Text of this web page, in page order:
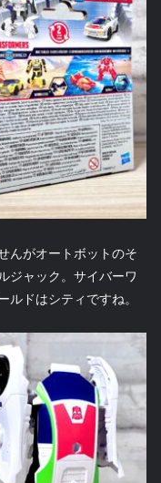
んがオートボットのそ
ジャック。サイバーワ
ドはシティですね。